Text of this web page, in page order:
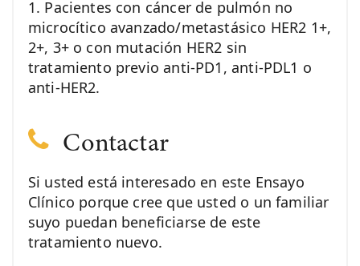
1. Pacientes con cáncer de pulmón no
microcítico avanzado/metastásico HER2 1+,
2+, 3+ o con mutación HER2 sin
tratamiento previo anti-PD1, anti-PDL1 o
anti-HER2.
Contactar
Si usted está interesado en este Ensayo
Clínico porque cree que usted o un familiar
suyo puedan beneficiarse de este
tratamiento nuevo.